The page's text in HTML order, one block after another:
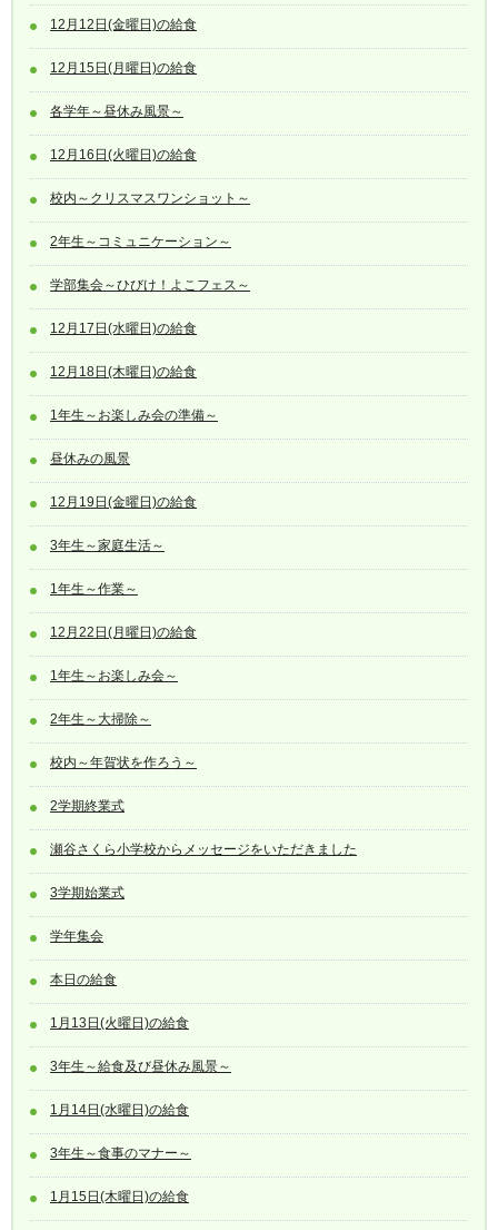
12月12日(金曜日)の給食
12月15日(月曜日)の給食
各学年～昼休み風景～
12月16日(火曜日)の給食
校内～クリスマスワンショット～
2年生～コミュニケーション～
学部集会～ひびけ！よこフェス～
12月17日(水曜日)の給食
12月18日(木曜日)の給食
1年生～お楽しみ会の準備～
昼休みの風景
12月19日(金曜日)の給食
3年生～家庭生活～
1年生～作業～
12月22日(月曜日)の給食
1年生～お楽しみ会～
2年生～大掃除～
校内～年賀状を作ろう～
2学期終業式
瀬谷さくら小学校からメッセージをいただきました
3学期始業式
学年集会
本日の給食
1月13日(火曜日)の給食
3年生～給食及び昼休み風景～
1月14日(水曜日)の給食
3年生～食事のマナー～
1月15日(木曜日)の給食